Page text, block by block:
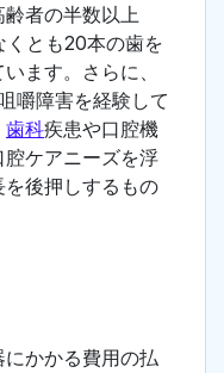
者の半数以上
くとも20本の歯を
ます。さらに、
嚼障害を経験して
歯科疾患や口腔機
ケアニーズを浮
後押しするもの
かかる費用の払